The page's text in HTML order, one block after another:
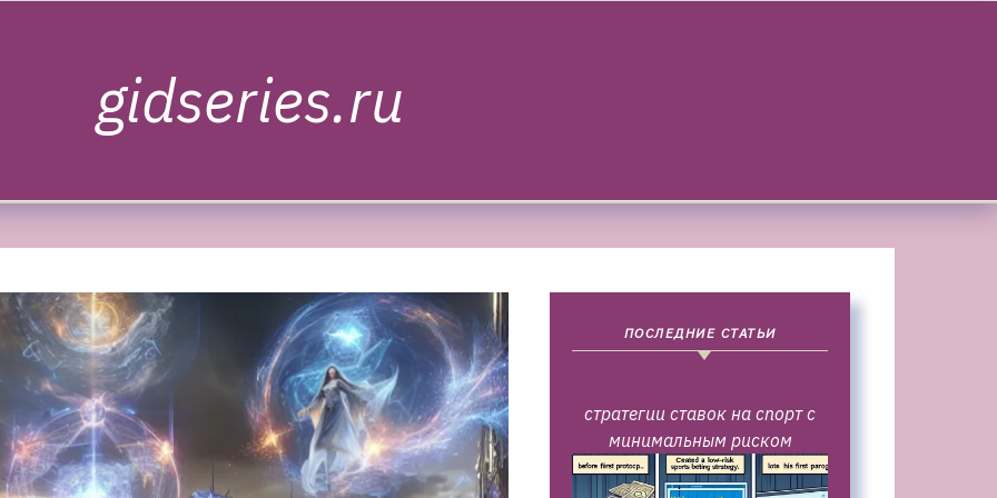
gidseries.ru
ПОСЛЕДНИЕ СТАТЬИ
стратегии ставок на спорт с
минимальным риском